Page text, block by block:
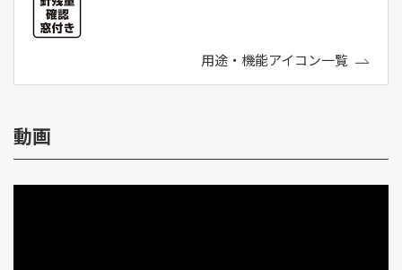
用途・機能アイコン一覧
動画